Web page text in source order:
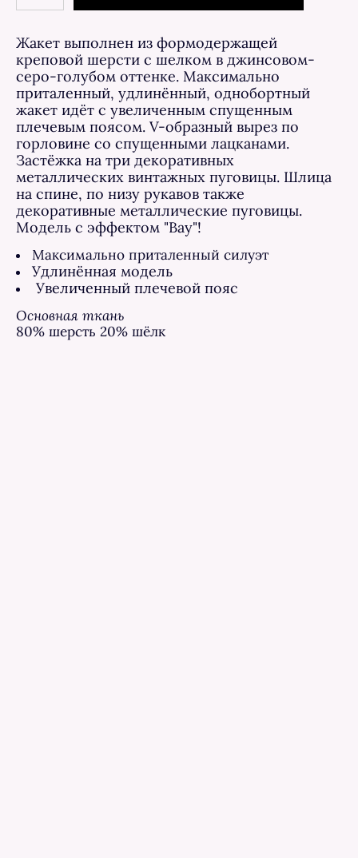
Жакет выполнен из формодержащей
креповой шерсти с шелком в джинсовом-
серо-голубом оттенке. Максимально
приталенный, удлинённый, однобортный
жакет идёт с увеличенным спущенным
плечевым поясом. V-образный вырез по
горловине со спущенными лацканами.
Застёжка на три декоративных
металлических винтажных пуговицы. Шлица
на спине, по низу рукавов также
декоративные металлические пуговицы.
Модель с эффектом "Вау"!
Максимально приталенный силуэт
Удлинённая модель
Увеличенный плечевой пояс
Основная ткань
80% шерсть 20% шёлк